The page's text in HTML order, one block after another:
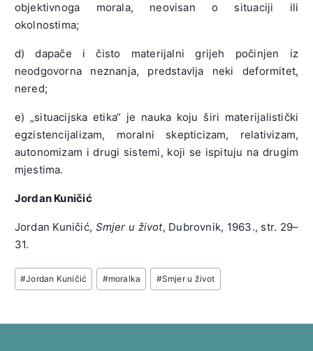
objektivnoga morala, neovisan o situaciji ili
okolnostima;
d) dapače i čisto materijalni grijeh počinjen iz
neodgovorna neznanja, predstavlja neki deformitet,
nered;
e) „situacijska etika“ je nauka koju širi materijalistički
egzistencijalizam, moralni skepticizam, relativizam,
autonomizam i drugi sistemi, koji se ispituju na drugim
mjestima.
Jordan Kuničić
Jordan Kuničić, Smjer u život, Dubrovnik, 1963., str. 29–
31.
Post
Tags:
#Jordan Kuničić #moralka #Smjer u život